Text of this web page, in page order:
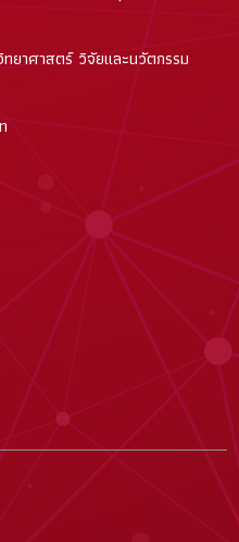
ยาศาสตร์ วิจัยและนวัตกรรม